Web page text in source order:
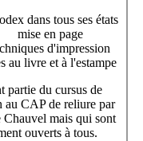
dans tous ses états
mise en page
d'impression
au livre et à l'estampe
partie du cursus de
au CAP de reliure par
Chauvel mais qui sont
ouverts à tous.